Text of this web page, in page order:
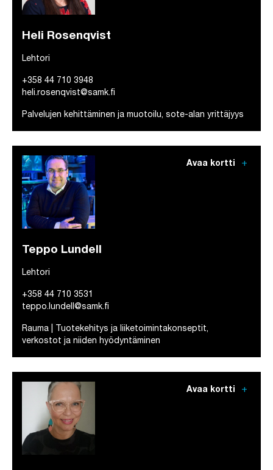
Heli Rosenqvist
Lehtori
+358 44 710 3948
heli.rosenqvist@samk.fi
Palvelujen kehittäminen ja muotoilu, sote-alan yrittäjyys
Avaa kortti add
Teppo Lundell
Lehtori
+358 44 710 3531
teppo.lundell@samk.fi
Rauma | Tuotekehitys ja liiketoimintakonseptit,
verkostot ja niiden hyödyntäminen
Avaa kortti add